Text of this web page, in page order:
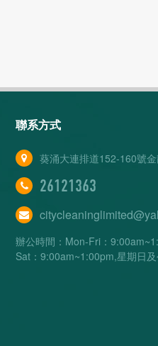
聯系方式
葵涌大連排道152-160號
26121363
辦公時間：Mon-Fri：
Sat：9:00am~1:00pm,星期日及